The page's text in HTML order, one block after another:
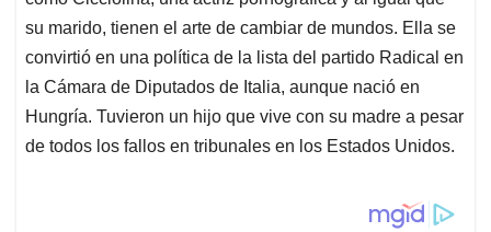
su marido, tienen el arte de cambiar de mundos. Ella se
convirtió en una política de la lista del partido Radical en
la Cámara de Diputados de Italia, aunque nació en
Hungría. Tuvieron un hijo que vive con su madre a pesar
de todos los fallos en tribunales en los Estados Unidos.